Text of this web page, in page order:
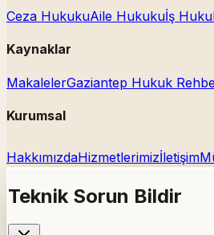
Ceza HukukuAile Hukukuİş
Kaynaklar
MakalelerGaziantep Hukuk
Kurumsal
HakkımızdaHizmetlerimizİletişim
Teknik Sorun Bildir